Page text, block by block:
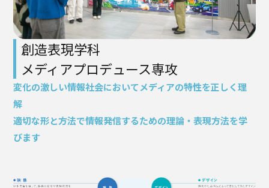
食健康科学部
福祉貢献学部
交流文化学部
ビジネス学部
グローバル・コミュニケーション学部
クラブ活動
愛知淑徳大学公式サイト
創造表現学科
メディアプロデュース専攻
変化の激しい情報社会においてメディアの特性を正しく理
解
適切な形と方法で情報発信するための理論・表現方法を学
びます